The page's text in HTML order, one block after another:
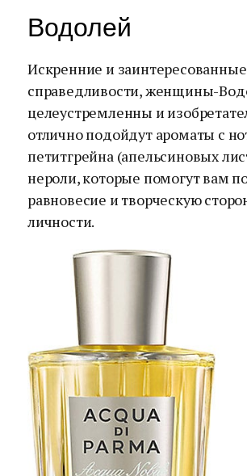
Водолей
Искренние и
справедливости, женщины-
целеустремленны и
отлично подойдут ароматы с
петитгрейна (апельсиновых
нероли, которые помогут вам
равновесие и творческую
личности.